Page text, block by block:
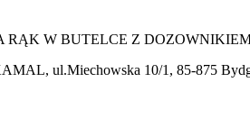
RĄK W BUTELCE Z
ul.Miechowska 10/1, 85-875